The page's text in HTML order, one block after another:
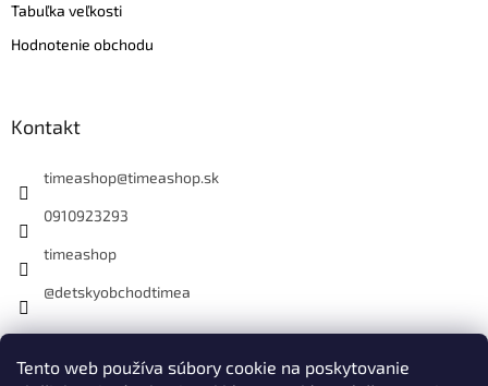
Tento web používa súbory cookie na poskytovanie
Tabuľka veľkosti
Hodnotenie obchodu
Kontakt
timeashop@timeashop.sk
0910923293
timeashop
@detskyobchodtimea
Instagram